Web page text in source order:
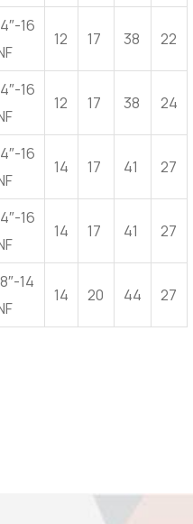
16
12 17 38 22
16
12 17 38 24
16
14 17 41 27
16
14 17 41 27
14
14 20 44 27